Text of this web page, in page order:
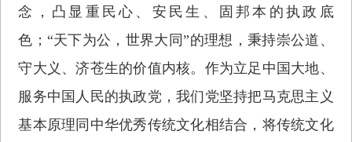
念，凸显重民心、安民生、固邦本的执政底
色；“天下为公，世界大同”的理想，秉持崇公道、
守大义、济苍生的价值内核。作为立足中国大地、
服务中国人民的执政党，我们党坚持把马克思主义
基本原理同中华优秀传统文化相结合，将传统文化